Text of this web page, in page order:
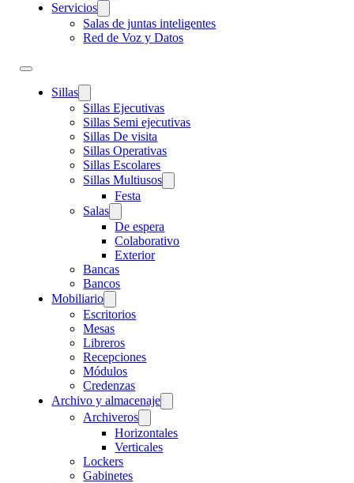
Servicios
Salas de juntas inteligentes
Red de Voz y Datos
Sillas
Sillas Ejecutivas
Sillas Semi ejecutivas
Sillas De visita
Sillas Operativas
Sillas Escolares
Sillas Multiusos
Festa
Salas
De espera
Colaborativo
Exterior
Bancas
Bancos
Mobiliario
Escritorios
Mesas
Libreros
Recepciones
Módulos
Credenzas
Archivo y almacenaje
Archiveros
Horizontales
Verticales
Lockers
Gabinetes